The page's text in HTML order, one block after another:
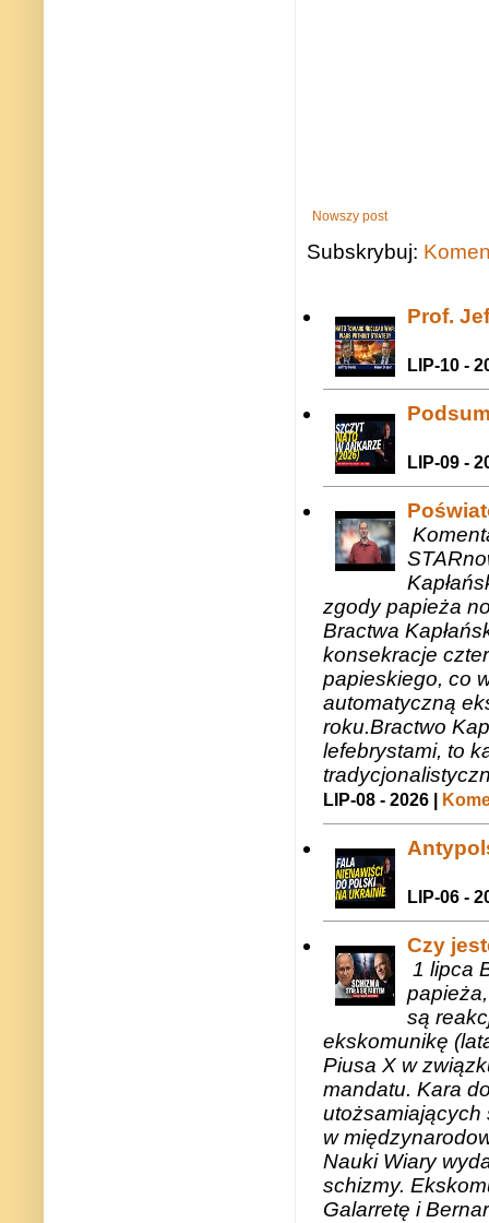
Nowszy post
Subskrybuj:
Prof.
LIP-10 -
LIP-09 -
zgody papieża
Bractwa
konsekracje
papieskiego, co
automatyczną
roku.Bractwo
lefebrystami, to
LIP-08 - 2026 |
LIP-06 -
Czy
1 lipca
są
ekskomunikę
Piusa X w
mandatu. Kara
utożsamiających
w
Nauki Wiary
schizmy.
Galarretę i